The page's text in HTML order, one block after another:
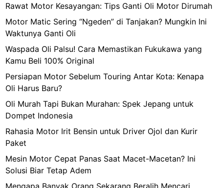
Rawat Motor Kesayangan: Tips Ganti Oli Motor Dirumah
Motor Matic Sering “Ngeden” di Tanjakan? Mungkin Ini
Waktunya Ganti Oli
Waspada Oli Palsu! Cara Memastikan Fukukawa yang
Kamu Beli 100% Original
Persiapan Motor Sebelum Touring Antar Kota: Kenapa
Oli Harus Baru?
Oli Murah Tapi Bukan Murahan: Spek Jepang untuk
Dompet Indonesia
Rahasia Motor Irit Bensin untuk Driver Ojol dan Kurir
Paket
Mesin Motor Cepat Panas Saat Macet-Macetan? Ini
Solusi Biar Tetap Adem
Mengapa Banyak Orang Sekarang Beralih Mencari